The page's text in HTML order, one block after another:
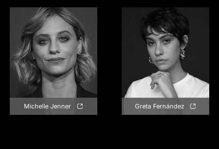
Michelle Jenner Greta Fernández